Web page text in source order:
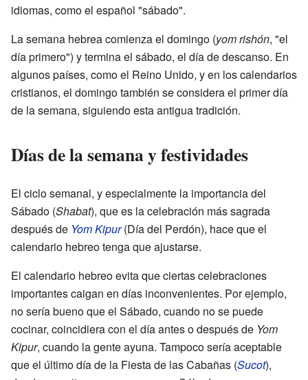
idiomas, como el español "sábado".
La semana hebrea comienza el domingo (yom rishón, "el
día primero") y termina el sábado, el día de descanso. En
algunos países, como el Reino Unido, y en los calendarios
cristianos, el domingo también se considera el primer día
de la semana, siguiendo esta antigua tradición.
Días de la semana y festividades
El ciclo semanal, y especialmente la importancia del
Sábado (Shabat), que es la celebración más sagrada
después de Yom Kipur(Día del Perdón), hace que el
calendario hebreo tenga que ajustarse.
El calendario hebreo evita que ciertas celebraciones
importantes caigan en días inconvenientes. Por ejemplo,
no sería bueno que el Sábado, cuando no se puede
cocinar, coincidiera con el día antes o después de Yom
Kipur, cuando la gente ayuna. Tampoco sería aceptable
que el último día de la Fiesta de las Cabañas (Sucot),